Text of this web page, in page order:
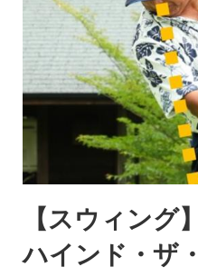
【スウィング
ハインド・ザ